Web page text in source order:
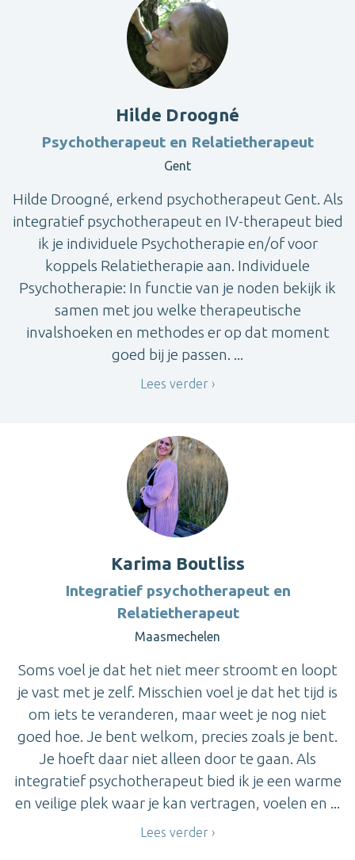
Hilde Droogné
Psychotherapeut en Relatietherapeut
Gent
Hilde Droogné, erkend psychotherapeut Gent. Als
integratief psychotherapeut en IV-therapeut bied
ik je individuele Psychotherapie en/of voor
koppels Relatietherapie aan. Individuele
Psychotherapie: In functie van je noden bekijk ik
samen met jou welke therapeutische
invalshoeken en methodes er op dat moment
goed bij je passen. ...
Lees verder
Karima Boutliss
Integratief psychotherapeut en
Relatietherapeut
Maasmechelen
Soms voel je dat het niet meer stroomt en loopt
je vast met je zelf. Misschien voel je dat het tijd is
om iets te veranderen, maar weet je nog niet
goed hoe. Je bent welkom, precies zoals je bent.
Je hoeft daar niet alleen door te gaan. Als
integratief psychotherapeut bied ik je een warme
en veilige plek waar je kan vertragen, voelen en ...
Lees verder